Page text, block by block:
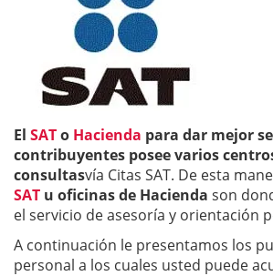
El SATo Hacienda para dar mejor
contribuyentes posee varios
consultasvía Citas SAT. De esta
SAT u oficinas de Hacienda son
el servicio de asesoría y orientación
A continuación le presentamos los
personal a los cuales usted puede